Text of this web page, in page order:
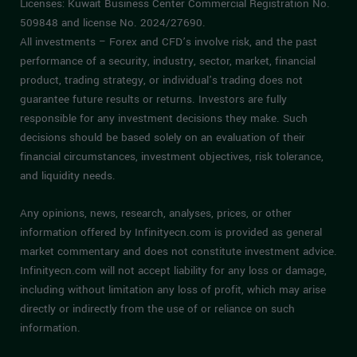
Licenses: Kuwait Business Center Commercial Registration No.
509848 and license No. 2024/27690.
All investments – Forex and CFD’s involve risk, and the past
performance of a security, industry, sector, market, financial
product, trading strategy, or individual’s trading does not
guarantee future results or returns. Investors are fully
responsible for any investment decisions they make. Such
decisions should be based solely on an evaluation of their
financial circumstances, investment objectives, risk tolerance,
and liquidity needs.
Any opinions, news, research, analyses, prices, or other
information offered by Infinityecn.com is provided as general
market commentary and does not constitute investment advice.
Infinityecn.com will not accept liability for any loss or damage,
including without limitation any loss of profit, which may arise
directly or indirectly from the use of or reliance on such
information.